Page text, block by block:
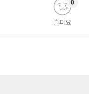
슬퍼요
0